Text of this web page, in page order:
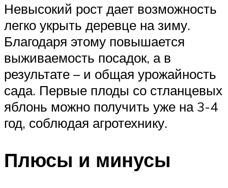
Невысокий рост дает возможность
легко укрыть деревце на зиму.
Благодаря этому повышается
выживаемость посадок, а в
результате – и общая урожайность
сада. Первые плоды со стланцевых
яблонь можно получить уже на 3-4
год, соблюдая агротехнику.
Плюсы и минусы